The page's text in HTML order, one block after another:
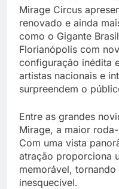
Mirage Circus
renovado e ainda
como o Gigante
Florianópolis com
configuração inédita
artistas nacionais e
surpreendem o
Entre as grandes
Mirage, a maior
Com uma vista
atração proporciona
memorável,
inesquecível.